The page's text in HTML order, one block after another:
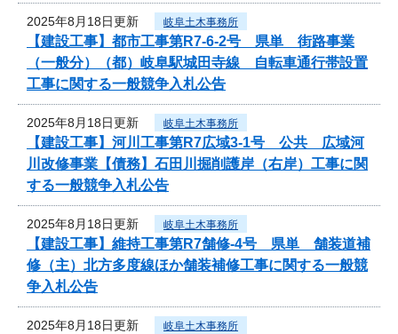
2025年8月18日更新 岐阜土木事務所
【建設工事】都市工事第R7-6-2号 県単 街路事業
（一般分）（都）岐阜駅城田寺線 自転車通行帯設置
工事に関する一般競争入札公告
2025年8月18日更新 岐阜土木事務所
【建設工事】河川工事第R7広域3-1号 公共 広域河
川改修事業【債務】石田川掘削護岸（右岸）工事に関
する一般競争入札公告
2025年8月18日更新 岐阜土木事務所
【建設工事】維持工事第R7舗修-4号 県単 舗装道補
修（主）北方多度線ほか舗装補修工事に関する一般競
争入札公告
2025年8月18日更新 岐阜土木事務所